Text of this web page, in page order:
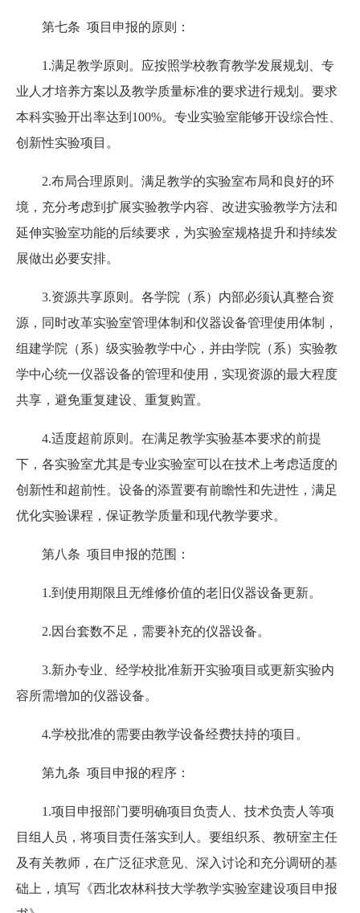
第七条 项目申报的原则：
1.满足教学原则。应按照学校教育教学发展规划、专
业人才培养方案以及教学质量标准的要求进行规划。要求
本科实验开出率达到100%。专业实验室能够开设综合性、
创新性实验项目。
2.布局合理原则。满足教学的实验室布局和良好的环
境，充分考虑到扩展实验教学内容、改进实验教学方法和
延伸实验室功能的后续要求，为实验室规格提升和持续发
展做出必要安排。
3.资源共享原则。各学院（系）内部必须认真整合资
源，同时改革实验室管理体制和仪器设备管理使用体制，
组建学院（系）级实验教学中心，并由学院（系）实验教
学中心统一仪器设备的管理和使用，实现资源的最大程度
共享，避免重复建设、重复购置。
4.适度超前原则。在满足教学实验基本要求的前提
下，各实验室尤其是专业实验室可以在技术上考虑适度的
创新性和超前性。设备的添置要有前瞻性和先进性，满足
优化实验课程，保证教学质量和现代教学要求。
第八条 项目申报的范围：
1.到使用期限且无维修价值的老旧仪器设备更新。
2.因台套数不足，需要补充的仪器设备。
3.新办专业、经学校批准新开实验项目或更新实验内
容所需增加的仪器设备。
4.学校批准的需要由教学设备经费扶持的项目。
第九条 项目申报的程序：
1.项目申报部门要明确项目负责人、技术负责人等项
目组人员，将项目责任落实到人。要组织系、教研室主任
及有关教师，在广泛征求意见、深入讨论和充分调研的基
础上，填写《西北农林科技大学教学实验室建设项目申报